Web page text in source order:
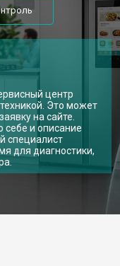
центр
Это может
на сайте.
и описание
специалист
для диагностики,